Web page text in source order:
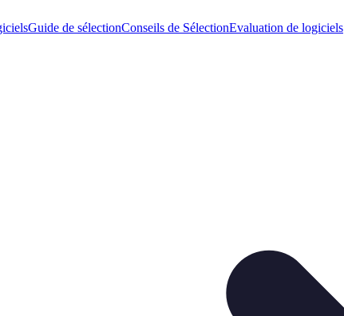
Guide de sélectionConseils de SélectionEvaluation de logiciels